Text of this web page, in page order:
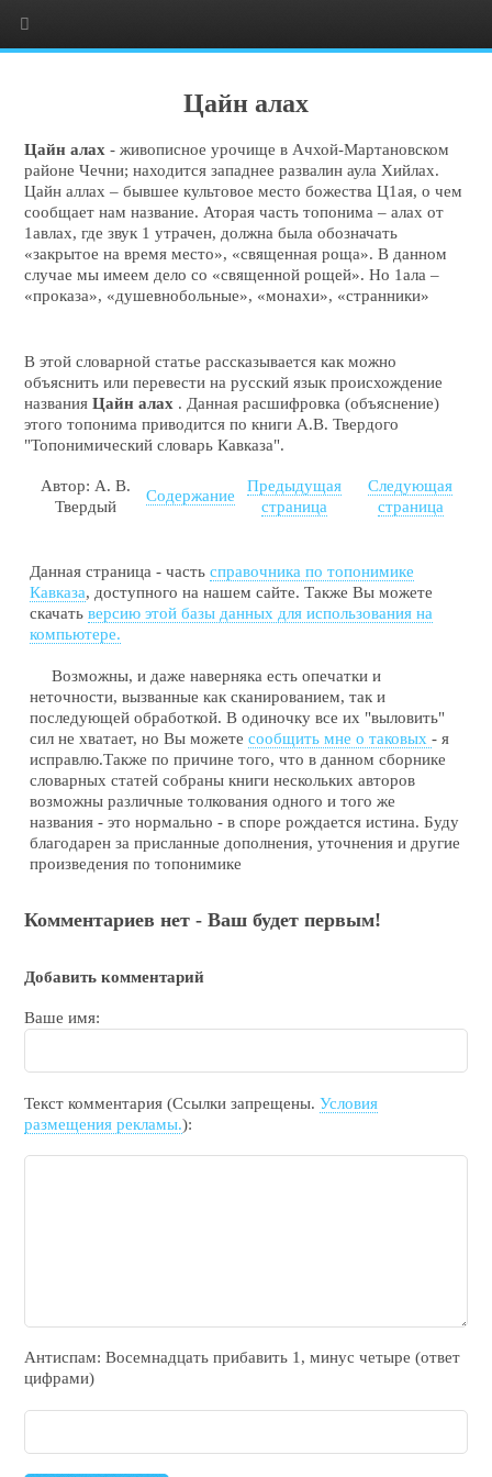
Цайн алах
Цайн алах- живописное урочище в Ачхой-Мартановском
районе Чечни; находится западнее развалин аула Хийлах.
Цайн аллах – бывшее культовое место божества Ц1ая, о чем
сообщает нам название. Аторая часть топонима – алах от
1авлах, где звук 1 утрачен, должна была обозначать
«закрытое на время место», «священная роща». В данном
случае мы имеем дело со «священной рощей». Но 1ала –
«проказа», «душевнобольные», «монахи», «странники»
В этой словарной статье рассказывается как можно
объяснить или перевести на русский язык происхождение
названияЦайн алах . Данная расшифровка (объяснение)
этого топонима приводится по книги А.В. Твердого
"Топонимический словарь Кавказа".
Автор: А. В.
Твердый
Содержание
Предыдущая
страница
Следующая
страница
Данная страница - частьсправочника по топонимике
Кавказа, доступного на нашем сайте. Также Вы можете
скачатьверсию этой базы данных для использования на
компьютере.
Возможны, и даже наверняка есть опечатки и
неточности, вызванные как сканированием, так и
последующей обработкой. В одиночку все их "выловить"
сил не хватает, но Вы можетесообщить мне о таковых- я
исправлю.Также по причине того, что в данном сборнике
словарных статей собраны книги нескольких авторов
возможны различные толкования одного и того же
названия - это нормально - в споре рождается истина. Буду
благодарен за присланные дополнения, уточнения и другие
произведения по топонимике
Комментариев нет - Ваш будет первым!
Добавить комментарий
Ваше имя:
Текст комментария (Ссылки запрещены.Условия
размещения рекламы.):
Антиспам: Воceмнадцать прибaвить 1, минyc чeтырe (ответ
цифрами)